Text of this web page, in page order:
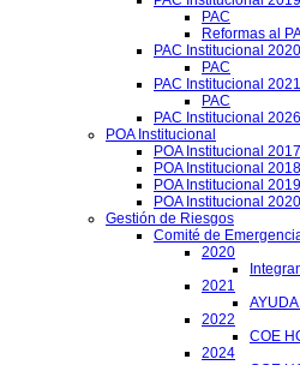
PAC
Reformas al
PAC Institucional 2020
PAC
PAC Institucional 2021
PAC
PAC Institucional 2026
POA Institucional
POA Institucional 2017
POA Institucional 2018
POA Institucional 2019
POA Institucional 2020
Gestión de Riesgos
Comité de
2020
2021
2022
COE
2024